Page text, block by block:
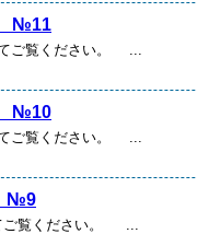
№11
ご覧ください。 ...
№10
ご覧ください。 ...
№9
ご覧ください。 ...